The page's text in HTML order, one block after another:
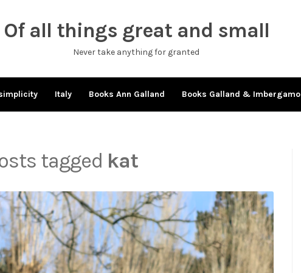
Of all things great and small
Never take anything for granted
Italy Books Ann Galland Books Galland & Imbergamo
tagged kat